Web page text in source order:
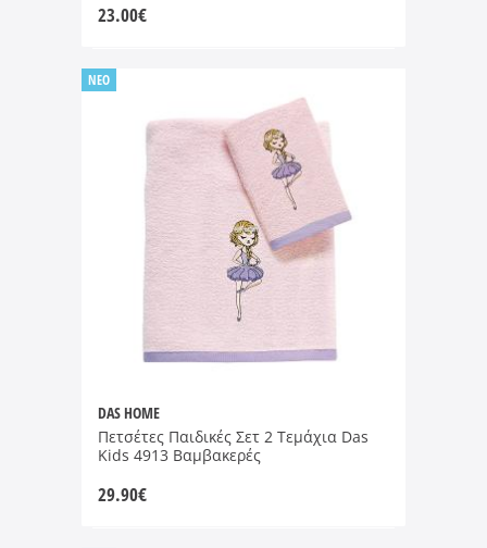
23.00€
DAS HOME
Πετσέτες Παιδικές Σετ 2 Τεμάχια Das
Kids 4913 Βαμβακερές
29.90€
NEO